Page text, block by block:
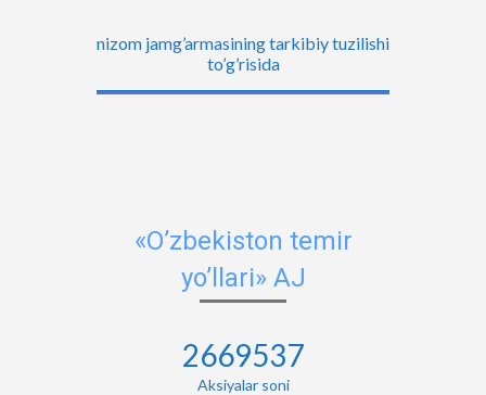
nizom jamg’armasining tarkibiy tuzilishi
to’g’risida
«O’zbekiston temir
yo’llari» AJ
2671404
Aksiyalar soni